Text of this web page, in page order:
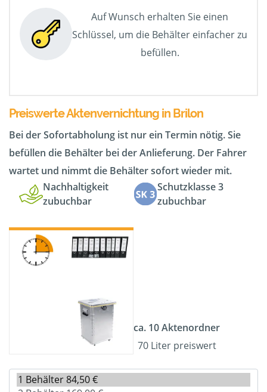
Auf Wunsch erhalten Sie einen
Schlüssel, um die Behälter einfacher zu
befüllen.
Preiswerte Aktenvernichtung in Brilon
Bei der Sofortabholung ist nur ein Termin nötig. Sie
befüllen die Behälter bei der Anlieferung. Der Fahrer
wartet und nimmt die Behälter sofort wieder mit.
Nachhaltigkeit
zubuchbar
Schutzklasse 3
zubuchbar
ca. 10 Aktenordner
70 Liter preiswert